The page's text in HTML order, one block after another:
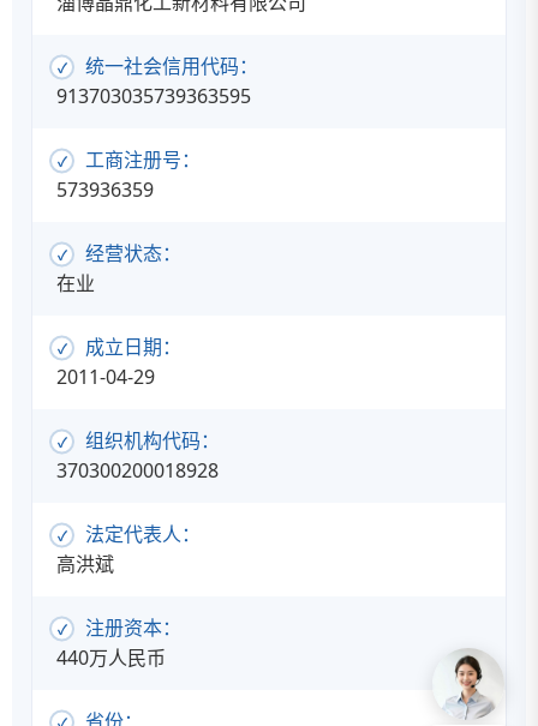
统一社会信用代码：
913703035739363595
工商注册号：
573936359
经营状态：
在业
成立日期：
2011-04-29
组织机构代码：
370300200018928
法定代表人：
高洪斌
注册资本：
440万人民币